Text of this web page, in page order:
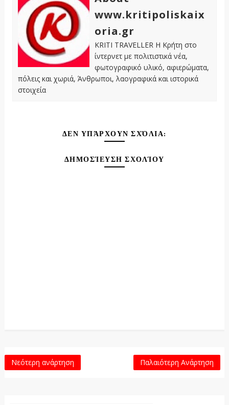
www.kritipoliskaix
oria.gr
KRITI TRAVELLER Η Κρήτη στο
ίντερνετ με πολιτιστικά νέα,
φωτογραφικό υλικό, αφιερώματα,
πόλεις και χωριά, Άνθρωποι, λαογραφικά και ιστορικά
στοιχεία
ΔΕΝ ΥΠΆΡΧΟΥΝ ΣΧΌΛΙΑ:
ΔΗΜΟΣΊΕΥΣΗ ΣΧΟΛΊΟΥ
Νεότερη ανάρτηση Παλαιότερη Ανάρτηση